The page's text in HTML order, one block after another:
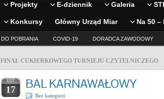
Projekty E-dziennik Galeria
Konkursy Główny Urząd Miar Na 50 –
DO POBRANIA COVID-19 DORADCA ZAWODOWY
FINAŁ CUKIERKOWEGO TURNIEJU CZYTELNICZEGO
LUT
17 BAL KARNAWAŁOWY
Bez kategorii